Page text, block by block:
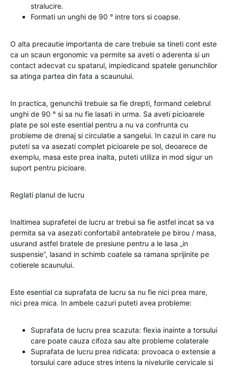
stralucire.
Formati un unghi de 90 ° intre tors si coapse.
O alta precautie importanta de care trebuie sa tineti cont este
ca un scaun ergonomic va permite sa aveti o aderenta si un
contact adecvat cu spatarul, impiedicand spatele genunchilor
sa atinga partea din fata a scaunului.
In practica, genunchii trebuie sa fie drepti, formand celebrul
unghi de 90 ° si sa nu fie lasati in urma. Sa aveti picioarele
plate pe sol este esential pentru a nu va confrunta cu
probleme de drenaj si circulatie a sangelui. In cazul in care nu
puteti sa va asezati complet picioarele pe sol, deoarece de
exemplu, masa este prea inalta, puteti utiliza in mod sigur un
suport pentru picioare.
Reglati planul de lucru
Inaltimea suprafetei de lucru ar trebui sa fie astfel incat sa va
permita sa va asezati confortabil antebratele pe birou / masa,
usurand astfel bratele de presiune pentru a le lasa „in
suspensie”, lasand in schimb coatele sa ramana sprijinite pe
cotierele scaunului.
Este esential ca suprafata de lucru sa nu fie nici prea mare,
nici prea mica. In ambele cazuri puteti avea probleme:
Suprafata de lucru prea scazuta: flexia inainte a torsului
care poate cauza cifoza sau alte probleme colaterale
Suprafata de lucru prea ridicata: provoaca o extensie a
torsului care aduce stres intens la nivelurile cervicale si